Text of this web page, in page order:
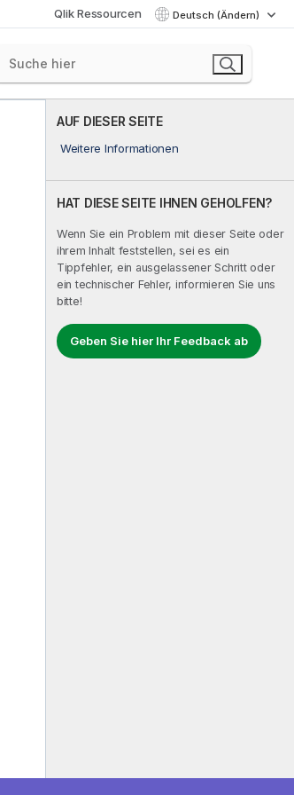
Qlik Ressourcen Deutsch (Ändern)
AUF DIESER SEITE
Weitere Informationen
HAT DIESE SEITE IHNEN GEHOLFEN?
Wenn Sie ein Problem mit dieser Seite oder
ihrem Inhalt feststellen, sei es ein
Tippfehler, ein ausgelassener Schritt oder
ein technischer Fehler, informieren Sie uns
bitte!
Geben Sie hier Ihr Feedback ab